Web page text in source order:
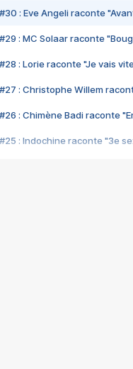
#30 : Eve Angeli raconte
#29 : MC Solaar raconte
#28 : Lorie raconte "Je vais
#27 : Christophe Willem
#26 : Chimène Badi raconte
#25 : Indochine raconte "3e